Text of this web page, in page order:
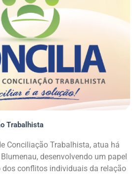
Trabalhista
Conciliação Trabalhista, atua há
desenvolvendo um papel
dos conflitos individuais da relação